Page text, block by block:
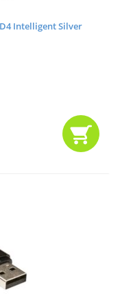
Intelligent Silver